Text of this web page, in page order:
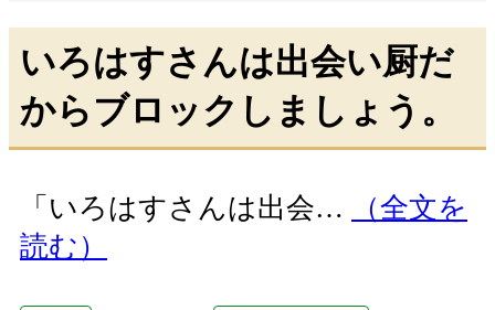
いろはすさんは出会い厨だ
からブロックしましょう。
「いろはすさんは出会…
（全文を
読む）